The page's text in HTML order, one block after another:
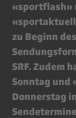
«sportflash»
zu Beginn
SRF. Zudem
Sonntag und
Donnerstag